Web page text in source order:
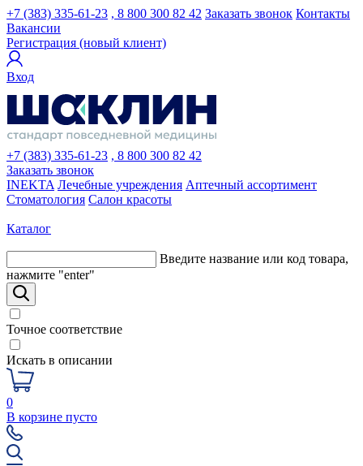
+7 (383) 335-61-23 , 8 800 300 82 42 Заказать звонок Контакты
Вакансии
Регистрация (новый клиент)
Вход
+7 (383) 335-61-23 , 8 800 300 82 42
Заказать звонок
INEKTA Лечебные учреждения Аптечный ассортимент
Стоматология Салон красоты
Каталог
Введите название или код товара,
нажмите "enter"
Точное соответствие
Искать в описании
0
В корзине пусто